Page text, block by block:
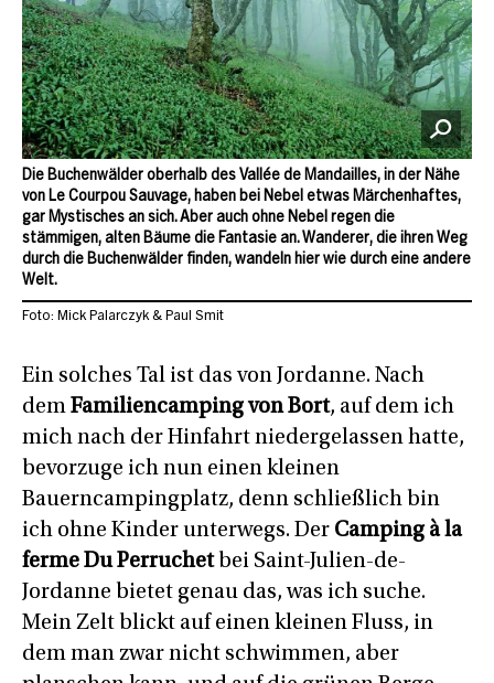
Die Buchenwälder oberhalb des Vallée de Mandailles, in der Nähe
von Le Courpou Sauvage, haben bei Nebel etwas Märchenhaftes,
gar Mystisches an sich. Aber auch ohne Nebel regen die
stämmigen, alten Bäume die Fantasie an. Wanderer, die ihren Weg
durch die Buchenwälder finden, wandeln hier wie durch eine andere
Welt.
Foto: Mick Palarczyk & Paul Smit
Ein solches Tal ist das von Jordanne. Nach
dem Familiencamping von Bort, auf dem ich
mich nach der Hinfahrt niedergelassen hatte,
bevorzuge ich nun einen kleinen
Bauerncampingplatz, denn schließlich bin
ich ohne Kinder unterwegs. Der Camping à la
ferme Du Perruchetbei Saint-Julien-de-
Jordanne bietet genau das, was ich suche.
Mein Zelt blickt auf einen kleinen Fluss, in
dem man zwar nicht schwimmen, aber